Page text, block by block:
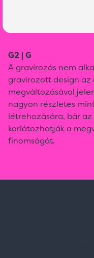
G2 | G
A gravírozás nem
gravírozott design az
megváltozásával
nagyon részletes
létrehozására, bár
korlátozhatják a
finomságát.